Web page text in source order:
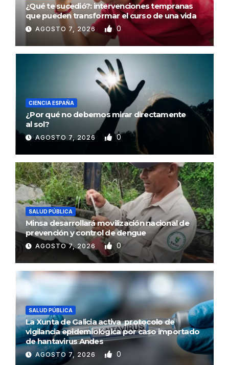
¿Qué te sucedió?: intervenciones tempranas
que pueden transformar el curso de una vida
AGOSTO 7, 2026 0
CIENCIA ESPAÑA
¿Por qué no debemos mirar directamente
al sol?
AGOSTO 7, 2026 0
SALUD PÚBLICA
Minsa desarrollará movilización nacional de
prevención y control de dengue
AGOSTO 7, 2026 0
SALUD PÚBLICA
La Xunta de Galicia activa protocolo de
vigilancia epidemiológica por caso importado
de hantavirus Andes
AGOSTO 7, 2026 0